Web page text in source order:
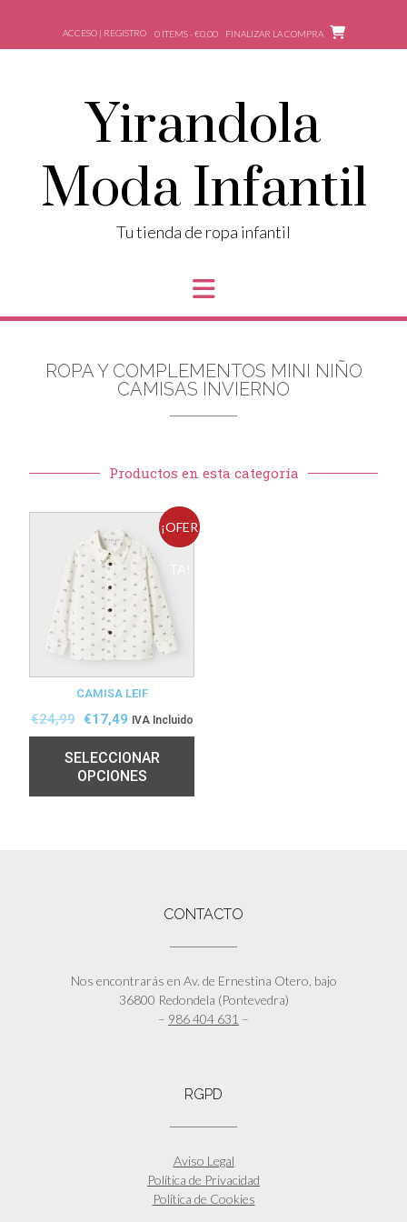
ACCESO | REGISTRO 0 ITEMS - €0,00 FINALIZAR LA COMPRA
Yirandola
Moda Infantil
Tu tienda de ropa infantil
ROPA Y COMPLEMENTOS MINI NIÑO
CAMISAS INVIERNO
Productos en esta categoría
¡OFER
CAMISA LEIF
€24,99 €17,49 IVA Incluido
SELECCIONAR
OPCIONES
CONTACTO
Nos encontrarás en Av. de Ernestina Otero, bajo
36800 Redondela (Pontevedra)
– 986 404 631 –
RGPD
Aviso Legal
Política de Privacidad
Política de Cookies